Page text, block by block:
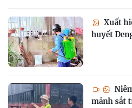
Xuất
huyết
mảnh sắt